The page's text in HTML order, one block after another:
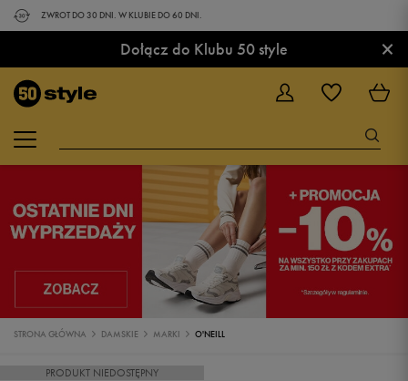
ZWROT DO 30 DNI. W KLUBIE DO 60 DNI.
Dołącz do Klubu 50 style ×
STRONA GŁÓWNA DAMSKIE MARKI O'NEILL
PRODUKT NIEDOSTĘPNY